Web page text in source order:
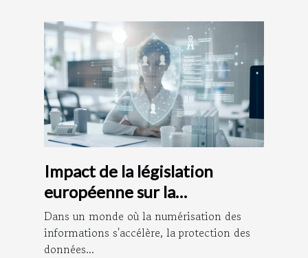
Impact de la législation
européenne sur la
confidentialité des données
personnelles
Dans un monde où la numérisation des
informations s'accélère, la protection des
données...